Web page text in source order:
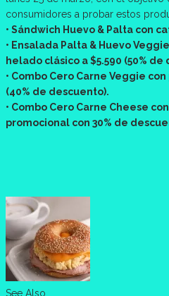
consumidores a probar estos
• Sándwich Huevo & Palta con
• Ensalada Palta & Huevo
helado clásico a $5.590 (50% de
• Combo Cero Carne Veggie
(40% de descuento).
• Combo Cero Carne Cheese
promocional con 30% de
See Also